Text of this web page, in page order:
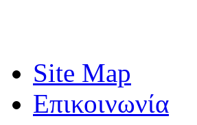
Site Map
Επικοινωνία